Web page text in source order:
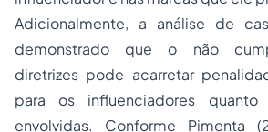
Adicionalmente, a análise de
demonstrado que o não
diretrizes pode acarretar
para os influenciadores
envolvidas. Conforme Pimenta